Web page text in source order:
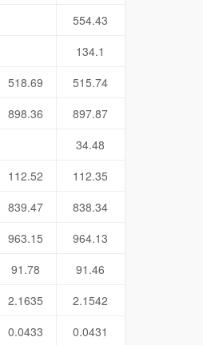
554.43
134.1
518.69
515.74
898.36
897.87
34.48
112.52
112.35
839.47
838.34
963.15
964.13
91.78
91.46
2.1635
2.1542
0.0433
0.0431